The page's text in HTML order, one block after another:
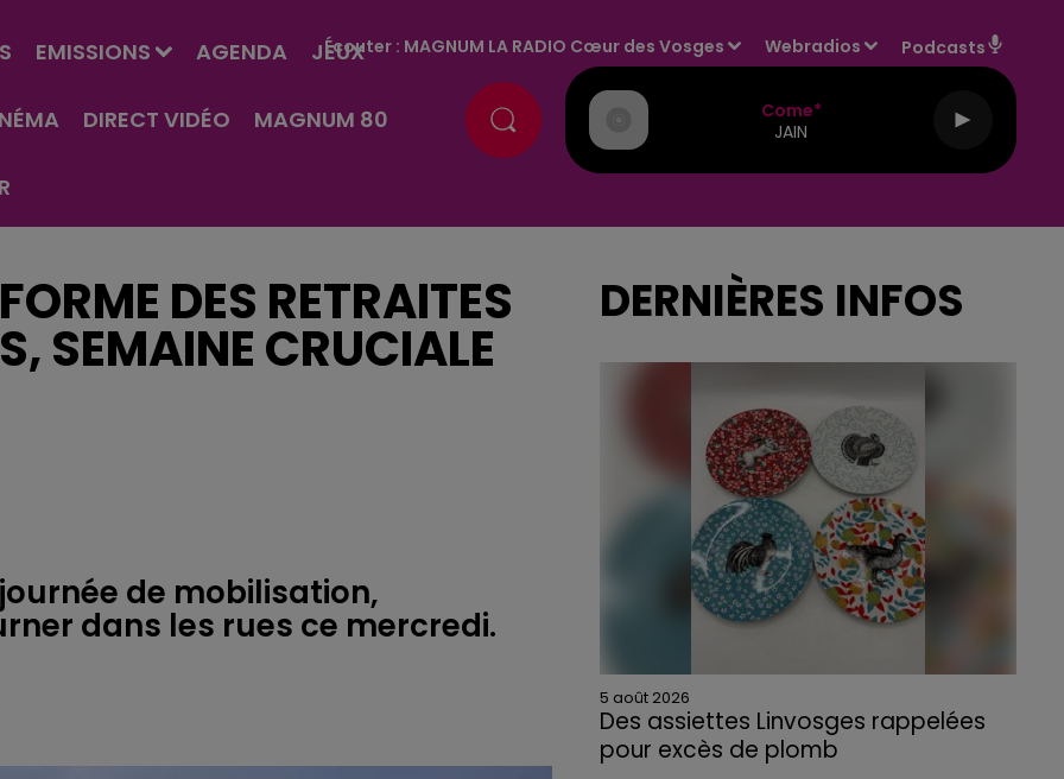
EMISSIONS AGENDA JEUX
DIRECT VIDÉO MAGNUM 80
Écouter : MAGNUM LA RADIO Cœur des Vosges Webradios Podcasts
Come*
JAIN
DES RETRAITES
SEMAINE CRUCIALE
de mobilisation,
dans les rues ce mercredi.
DERNIÈRES INFOS
5 août 2026
Des assiettes Linvosges rappelées
pour excès de plomb